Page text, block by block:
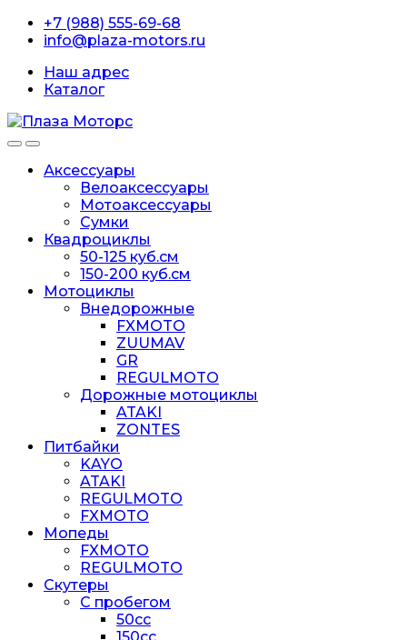
Перейти
перейти+7 (988) 555-69-68
info@plaza-motors.ru
Наш адрес
Каталог
Аксессуары
Велоаксессуары
Мотоаксессуары
Сумки
Квадроциклы
50-125 куб.см
150-200 куб.см
Мотоциклы
Внедорожные
FXMOTO
ZUUMAV
GR
REGULMOTO
Дорожные мотоциклы
ATAKI
ZONTES
Питбайки
KAYO
ATAKI
REGULMOTO
FXMOTO
Мопеды
FXMOTO
REGULMOTO
Скутеры
С пробегом
50cc